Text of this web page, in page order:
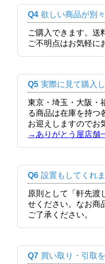
Q4 欲しい商品が別
ご購入できます。送
ご不明点はお気軽に
Q5 実際に見て購入
東京・埼玉・大阪・
る商品は在庫を持つ
お迎えしますのでお
→ありがとう屋店舗
Q6 設置もしてくれ
原則として「軒先渡
せください。なお商
ご了承ください。
Q7 買い取り・引取